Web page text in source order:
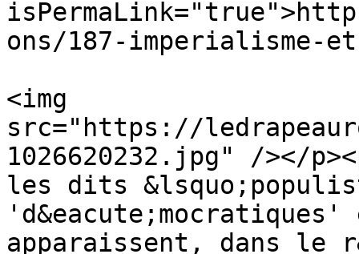
ons/187-imperialisme-
<img
src="https://
1026620232.jpg" /></
les dits
'd&eacute;mocratiques'
apparaissent, dans le